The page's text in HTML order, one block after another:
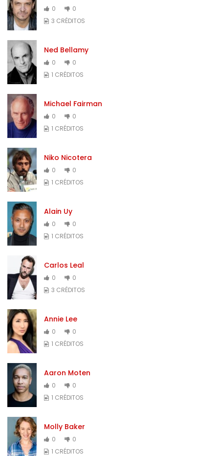
0
0
3 CRÉDITOS
Ned Bellamy
0
0
1 CRÉDITOS
Michael Fairman
0
0
1 CRÉDITOS
Niko Nicotera
0
0
1 CRÉDITOS
Alain Uy
0
0
1 CRÉDITOS
Carlos Leal
0
0
3 CRÉDITOS
Annie Lee
0
0
1 CRÉDITOS
Aaron Moten
0
0
1 CRÉDITOS
Molly Baker
0
0
1 CRÉDITOS